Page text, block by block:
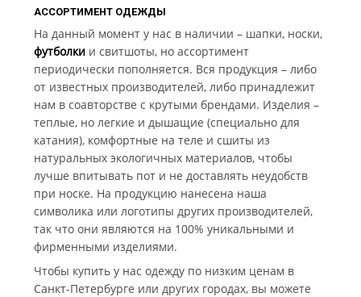
АССОРТИМЕНТ ОДЕЖДЫ
На данный момент у нас в наличии – шапки, носки,
футболки и свитшоты, но ассортимент
периодически пополняется. Вся продукция – либо
от известных производителей, либо принадлежит
нам в соавторстве с крутыми брендами. Изделия –
теплые, но легкие и дышащие (специально для
катания), комфортные на теле и сшиты из
натуральных экологичных материалов, чтобы
лучше впитывать пот и не доставлять неудобств
при носке. На продукцию нанесена наша
символика или логотипы других производителей,
так что они являются на 100% уникальными и
фирменными изделиями.
Чтобы купить у нас одежду по низким ценам в
Санкт-Петербурге или других городах, вы можете